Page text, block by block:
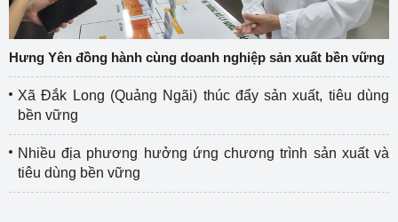
Hưng Yên đồng hành cùng doanh nghiệp sản xuất bền vững
Xã Đắk Long (Quảng Ngãi) thúc đẩy sản xuất, tiêu dùng
bền vững
Nhiều địa phương hưởng ứng chương trình sản xuất và
tiêu dùng bền vững